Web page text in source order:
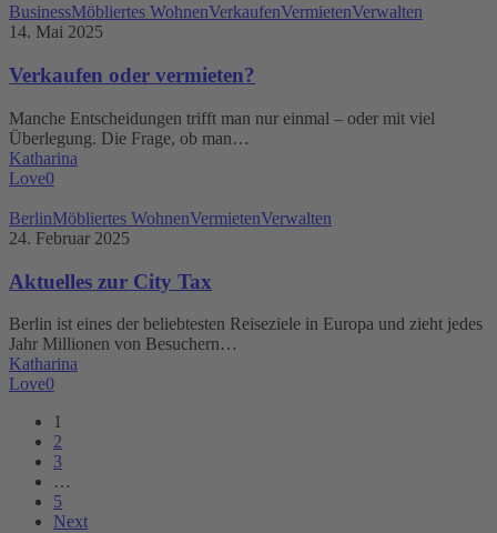
Verkaufen
oder
BusinessMöbliertes WohnenVerkaufenVermietenVerwalten
14. Mai 2025
Verkaufen oder vermieten?
Manche Entscheidungen trifft man nur einmal – oder mit viel
Überlegung. Die Frage, ob man…
Katharina
Love0
Aktuelles
zur
Tax
BerlinMöbliertes WohnenVermietenVerwalten
24. Februar 2025
Aktuelles zur City Tax
Berlin ist eines der beliebtesten Reiseziele in Europa und zieht jedes
Jahr Millionen von Besuchern…
Katharina
Love0
1
2
3
…
5
Next